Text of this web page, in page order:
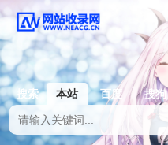
搜索 本站 百度 搜狗